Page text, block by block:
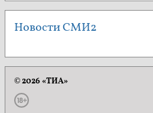
Новости СМИ2
© 2026 «ТИА»